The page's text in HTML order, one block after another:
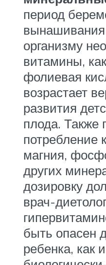
период
организму
витамины,
фолиевая
возрастает
развития
плода. Также
потребление
магния,
других
дозировку
врач-
быть опасен
ребенка, как